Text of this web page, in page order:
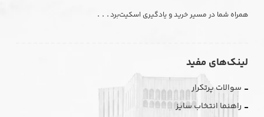
همراه شما در مسیر خرید و یادگیری اسکیت‌برد. . .
لینک‌های مفید
سوالات پرتکرار
راهنما انتخاب سایز